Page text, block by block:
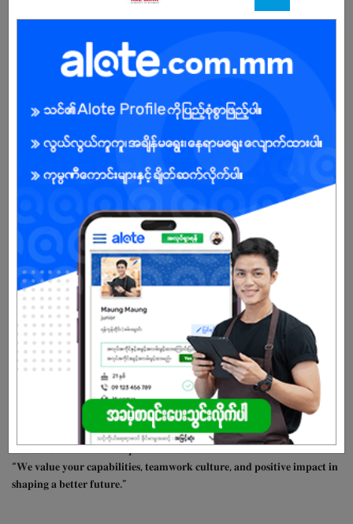
ကျွန်ုပ်တို့ကုမ္ပဏီအကြောင်း
✨“𝐖𝐞𝐥𝐜𝐨𝐦𝐞 𝐟𝐫𝐨𝐦 𝐌𝐈𝐂”✨
ကြာ မြန်မာလူငယ်များအတွက် အင်္ဂလန်နိုင်ငံရှိ 🇬🇧 𝐔𝐧𝐢𝐯𝐞𝐫𝐬𝐢𝐭𝐲 𝐨𝐟 𝐆𝐫𝐞𝐚𝐭𝐞𝐫
𝐌𝐚𝐧𝐜𝐡𝐞𝐬𝐭𝐞𝐫, 𝐏𝐞𝐚𝐫𝐬𝐨𝐧 𝐄𝐝𝐮𝐜𝐚𝐭𝐢𝐨𝐧 အစရှိတဲ့ကမ္ဘာ့ထိပ်တန်းတက္ကသိုလ်များ၊
🇸🇬စင်ကာပူနိုင်ငံရှိထိပ်တန်းတက္ကသိုလ်များနှင့်ပူးပေါင်းပြီး စစ်မှန်ခိုင်မာပြီး
အရည်အသွေးပြည့်ဝတဲ့ နိုင်ငံတကာအဆင့်မီအင်္ဂလန်ပညာရေးစနစ်ကို
ပြည်တွင်းမှာပေးအပ်နေတဲ့ မြန်မာနိုင်ငံရဲ့ Private College တစ်ခုပဲဖြစ်ပါ
MIC ဆိုတာ အမြဲတမ်းသင်ယူမှုတွေ၊ လေ့လာမှုတွေနဲ့အတူရှိနေတဲ့လုပ်ငန်းခွင်
တစ်ခုဖြစ်တဲ့အတွက် ရှေ့ဆက်လျှောက်လှမ်းမယ့် Future Career အတွက်
များစွာအထောက်အကူပေးနိုင်တဲ့ လုပ်ငန်းခွင်အတွေ့အကြုံတွေကို ရရှိနိုင်မှာပဲ
ဖြစ်ပါတယ်ရှင်။
ပညာရေးနဲ့ အိပ်မက်တွေဆက်မက်ဖို့ကြိုးစားနေကြတဲ့လူငယ်တွေအတွက်
အကောင်းဆုံးကြိုးစားရင်း ဝေမျှမှုတွေ သင်ယူမှုတွေနဲ့အတူ ရှေ့ဆက်နေတဲ့
ကျောင်းတော်ကြီး MIC ကနေ မိသားစုဝင်တစ်ယောက်အဖြစ်နွေးထွေးစွာ ဖိတ်
ခေါ်လိုက်ရပါတယ်ရှင်။ 🥰👨‍🎓
လူငယ်များအတွက် ပိုမိုကောင်းမွန်သောပညာရေးအခွင့်အလမ်းများကိုပေးနိုင်
ရန် အတူတူပါဝင်သွားဖို့ လက်ကမ်းကြိုဆိုလိုက်ရပါတယ်ရှင်။ 😇📚
✨“𝑳𝒆𝒕’𝒔 𝑪𝒓𝒆𝒂𝒕𝒆 𝒂 𝑵𝒆𝒘 𝑪𝒉𝒂𝒑𝒕𝒆𝒓 𝒘𝒊𝒕𝒉 𝒖𝒔”✨
“𝐖𝐞 𝐯𝐚𝐥𝐮𝐞 𝐲𝐨𝐮𝐫 𝐜𝐚𝐩𝐚𝐛𝐢𝐥𝐢𝐭𝐢𝐞𝐬, 𝐭𝐞𝐚𝐦𝐰𝐨𝐫𝐤 𝐜𝐮𝐥𝐭𝐮𝐫𝐞, 𝐚𝐧𝐝 𝐩𝐨𝐬𝐢𝐭𝐢𝐯𝐞 𝐢𝐦𝐩𝐚𝐜𝐭 𝐢𝐧
𝐬𝐡𝐚𝐩𝐢𝐧𝐠 𝐚 𝐛𝐞𝐭𝐭𝐞𝐫 𝐟𝐮𝐭𝐮𝐫𝐞.”